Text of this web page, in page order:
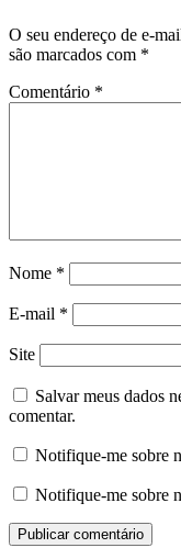
O seu endereço de e-
são marcados com *
Comentário *
Nome *
E-mail *
Site
Salvar meus dados
comentar.
Notifique-me sobre
Notifique-me sobre